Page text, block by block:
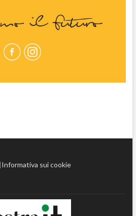
Informativa sui cookie